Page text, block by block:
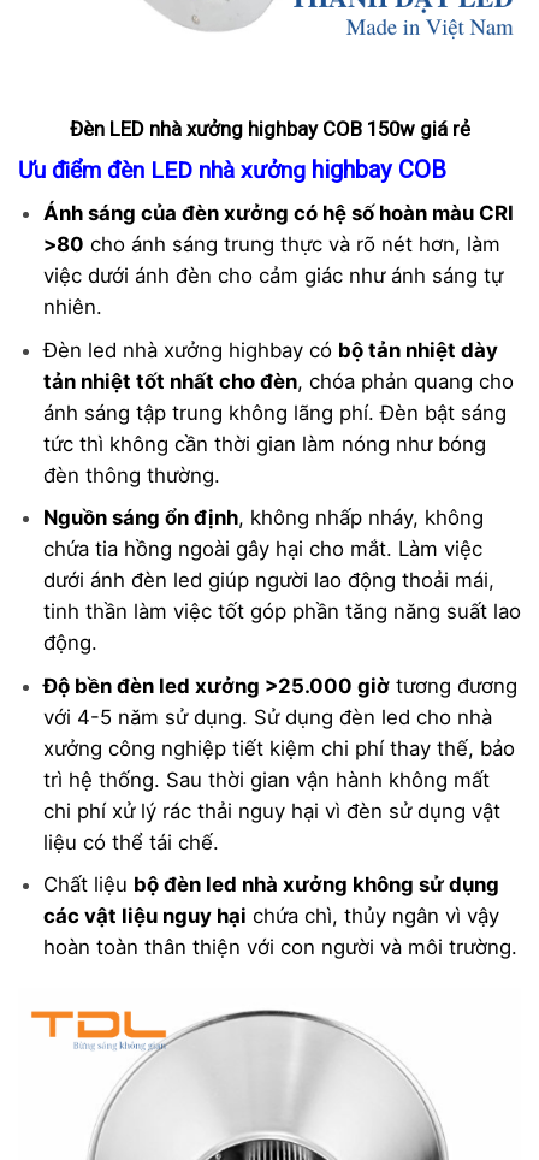
Skip
to
Đèn LED nhà xưởng highbay COB 150w giá rẻ
Ưu điểm đèn LED nhà xưởng highbay COB
Ánh sáng của đèn xưởng có hệ số hoàn màu CRI
>80 cho ánh sáng trung thực và rõ nét hơn, làm
việc dưới ánh đèn cho cảm giác như ánh sáng tự
nhiên.
Đèn led nhà xưởng highbay có bộ tản nhiệt dày
tản nhiệt tốt nhất cho đèn, chóa phản quang cho
ánh sáng tập trung không lãng phí. Đèn bật sáng
tức thì không cần thời gian làm nóng như bóng
đèn thông thường.
Nguồn sáng ổn định, không nhấp nháy, không
chứa tia hồng ngoài gây hại cho mắt. Làm việc
dưới ánh đèn led giúp người lao động thoải mái,
tinh thần làm việc tốt góp phần tăng năng suất lao
động.
Độ bền đèn led xưởng >25.000 giờtương đương
với 4-5 năm sử dụng. Sử dụng đèn led cho nhà
xưởng công nghiệp tiết kiệm chi phí thay thế, bảo
trì hệ thống. Sau thời gian vận hành không mất
chi phí xử lý rác thải nguy hại vì đèn sử dụng vật
liệu có thể tái chế.
Chất liệu bộ đèn led nhà xưởng không sử dụng
các vật liệu nguy hại chứa chì, thủy ngân vì vậy
hoàn toàn thân thiện với con người và môi trường.